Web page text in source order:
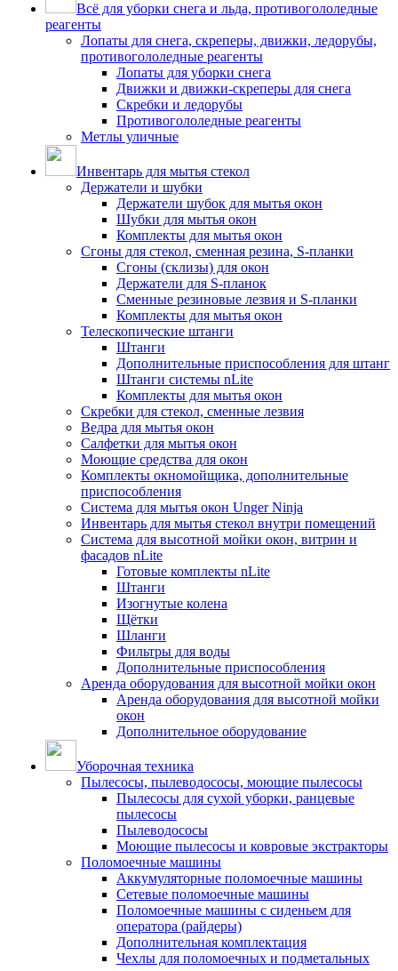
Всё для уборки снега и льда, противогололедные
реагенты
Лопаты для снега, скреперы, движки, ледорубы,
противогололедные реагенты
Лопаты для уборки снега
Движки и движки-скреперы для снега
Скребки и ледорубы
Противогололедные реагенты
Метлы уличные
Инвентарь для мытья стекол
Держатели и шубки
Держатели шубок для мытья окон
Шубки для мытья окон
Комплекты для мытья окон
Сгоны для стекол, сменная резина, S-планки
Сгоны (склизы) для окон
Держатели для S-планок
Сменные резиновые лезвия и S-планки
Комплекты для мытья окон
Телескопические штанги
Штанги
Дополнительные приспособления для штанг
Штанги системы nLite
Комплекты для мытья окон
Скребки для стекол, сменные лезвия
Ведра для мытья окон
Салфетки для мытья окон
Моющие средства для окон
Комплекты окномойщика, дополнительные
приспособления
Система для мытья окон Unger Ninja
Инвентарь для мытья стекол внутри помещений
Система для высотной мойки окон, витрин и
фасадов nLite
Готовые комплекты nLite
Штанги
Изогнутые колена
Щётки
Шланги
Фильтры для воды
Дополнительные приспособления
Аренда оборудования для высотной мойки окон
Аренда оборудования для высотной мойки
окон
Дополнительное оборудование
Уборочная техника
Пылесосы, пылеводососы, моющие пылесосы
Пылесосы для сухой уборки, ранцевые
пылесосы
Пылеводососы
Моющие пылесосы и ковровые экстракторы
Поломоечные машины
Аккумуляторные поломоечные машины
Сетевые поломоечные машины
Поломоечные машины с сиденьем для
оператора (райдеры)
Дополнительная комплектация
Чехлы для поломоечных и подметальных